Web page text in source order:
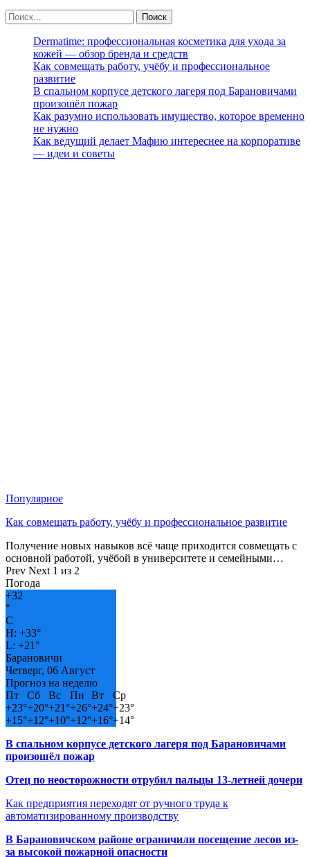
Dermatime: профессиональная косметика для ухода за
кожей — обзор бренда и средств
Как совмещать работу, учёбу и профессиональное
развитие
В спальном корпусе детского лагеря под Барановичами
произошёл пожар
Как разумно использовать имущество, которое временно
не нужно
Как ведущий делает Мафию интереснее на корпоративе
— идеи и советы
Популярное
Как совмещать работу, учёбу и профессиональное развитие
Получение новых навыков всё чаще приходится совмещать с
основной работой, учёбой в университете и семейными…
Prev Next 1 из 2
Погода
+32
°
C
H: +33°
L: +21°
Барановичи
Четверг, 06 Август
Прогноз на неделю
Пт
Сб Вс Пн Вт
Ср
+23°+20°+21°+26°+24°+23°
+15°+12°+10°+12°+16°+14°
В спальном корпусе детского лагеря под Барановичами
произошёл пожар
Отец по неосторожности отрубил пальцы 13-летней дочери
Как предприятия переходят от ручного труда к
автоматизированному производству
В Барановичском районе ограничили посещение лесов из-
за высокой пожарной опасности